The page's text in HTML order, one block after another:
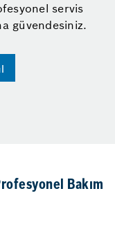
servis
güvendesiniz.
Bakım